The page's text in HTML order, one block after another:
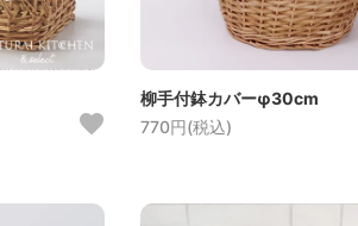
柳手付鉢カバーφ30cm
770円(税込)